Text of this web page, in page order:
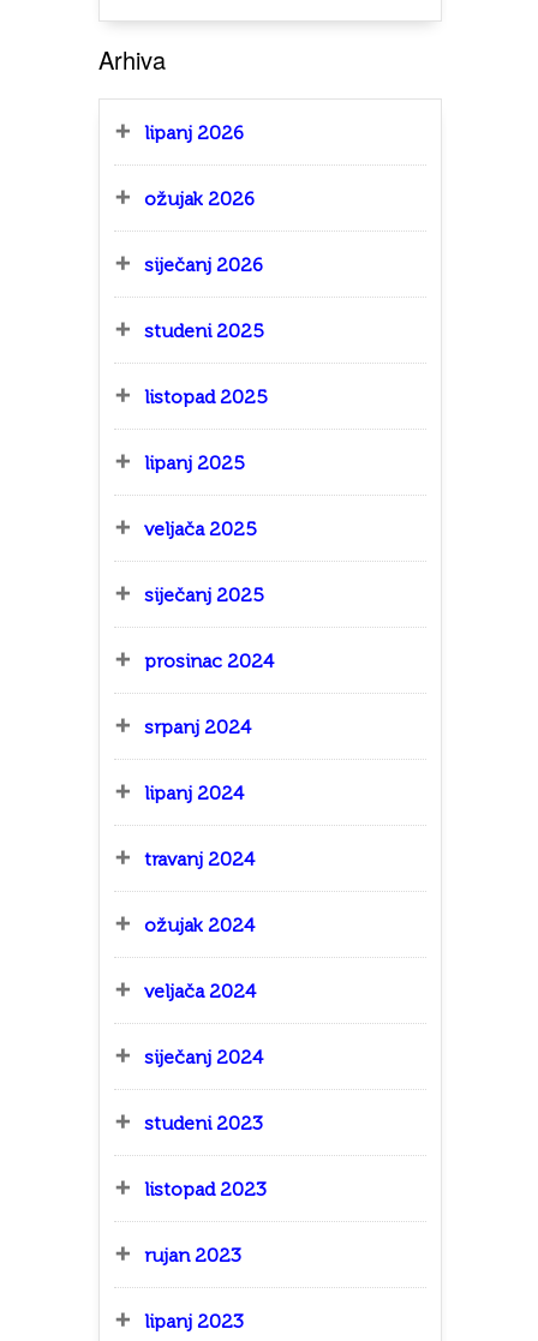
Arhiva
lipanj 2026
ožujak 2026
siječanj 2026
studeni 2025
listopad 2025
lipanj 2025
veljača 2025
siječanj 2025
prosinac 2024
srpanj 2024
lipanj 2024
travanj 2024
ožujak 2024
veljača 2024
siječanj 2024
studeni 2023
listopad 2023
rujan 2023
lipanj 2023